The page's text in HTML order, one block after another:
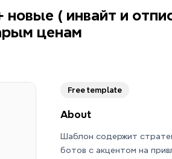
( инвайт и
ценам
Free template
About
Шаблон содержит
ботов с акцентом на